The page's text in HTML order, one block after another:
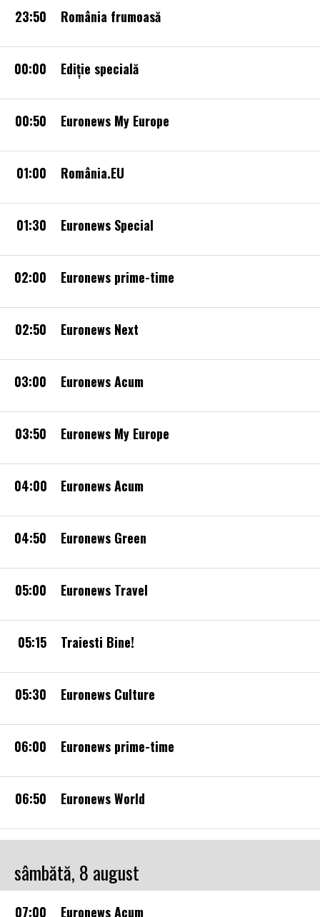
23:50 România frumoasă
00:00 Ediție specială
00:50 Euronews My Europe
01:00 România.EU
01:30 Euronews Special
02:00 Euronews prime-time
02:50 Euronews Next
03:00 Euronews Acum
03:50 Euronews My Europe
04:00 Euronews Acum
04:50 Euronews Green
05:00 Euronews Travel
05:15 Traiesti Bine!
05:30 Euronews Culture
06:00 Euronews prime-time
06:50 Euronews World
sâmbătă, 8 august
07:00 Euronews Acum